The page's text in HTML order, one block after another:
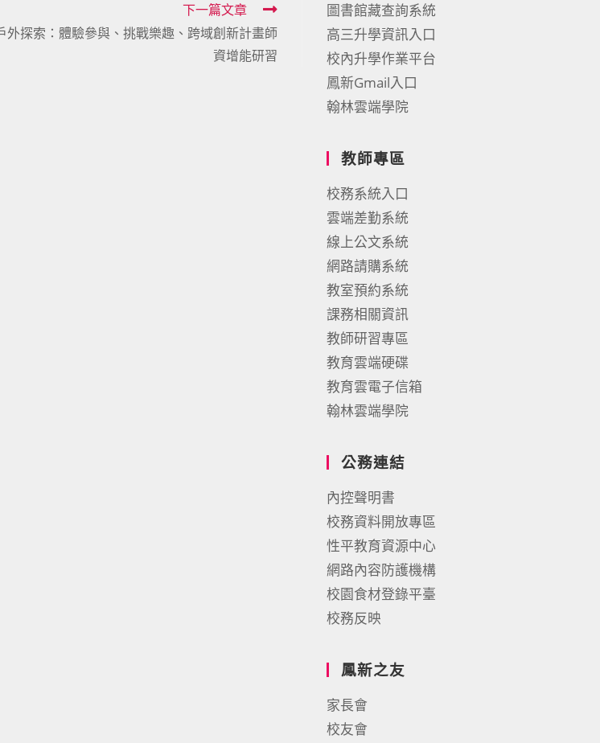
下一篇文章
外探索：體驗參與、挑戰樂趣、跨域創新計畫師
資增能研習
圖書館藏查詢系統
高三升學資訊入口
校內升學作業平台
鳳新Gmail入口
翰林雲端學院
教師專區
校務系統入口
雲端差勤系統
線上公文系統
網路請購系統
教室預約系統
課務相關資訊
教師研習專區
教育雲端硬碟
教育雲電子信箱
翰林雲端學院
公務連結
內控聲明書
校務資料開放專區
性平教育資源中心
網路內容防護機構
校園食材登錄平臺
校務反映
鳳新之友
家長會
校友會